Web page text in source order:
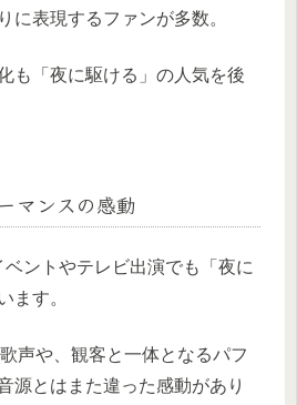
に表現するファンが多数。
も「夜に駆ける」の人気を後
マンスの感動
ントやテレビ出演でも「夜に
ます。
声や、観客と一体となるパフ
源とはまた違った感動があり